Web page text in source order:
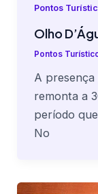
Pontos
Olho
Pontos
A presença
remonta a
período
No